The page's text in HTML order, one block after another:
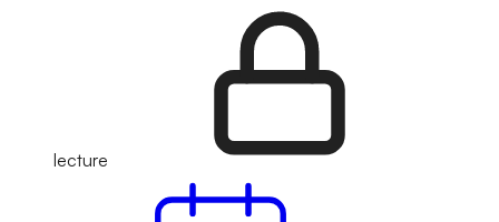
lecture